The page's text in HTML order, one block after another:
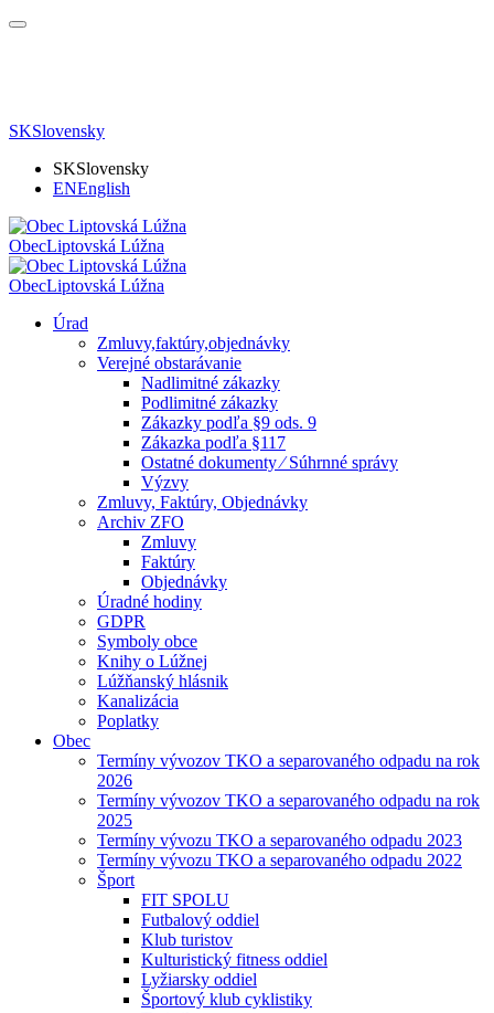
SKSlovensky
SKSlovensky
ENEnglish
ObecLiptovská Lúžna
ObecLiptovská Lúžna
Úrad
Zmluvy,faktúry,objednávky
Verejné obstarávanie
Nadlimitné zákazky
Podlimitné zákazky
Zákazky podľa §9 ods. 9
Zákazka podľa §117
Ostatné dokumenty ⁄ Súhrnné správy
Výzvy
Zmluvy, Faktúry, Objednávky
Archiv ZFO
Zmluvy
Faktúry
Objednávky
Úradné hodiny
GDPR
Symboly obce
Knihy o Lúžnej
Lúžňanský hlásnik
Kanalizácia
Poplatky
Obec
Termíny vývozov TKO a separovaného odpadu na rok
2026
Termíny vývozov TKO a separovaného odpadu na rok
2025
Termíny vývozu TKO a separovaného odpadu 2023
Termíny vývozu TKO a separovaného odpadu 2022
Šport
FIT SPOLU
Futbalový oddiel
Klub turistov
Kulturistický fitness oddiel
Lyžiarsky oddiel
Športový klub cyklistiky